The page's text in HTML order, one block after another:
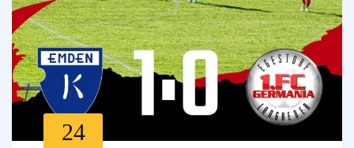
24